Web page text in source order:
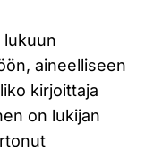
lukuun
aineelliseen
kirjoittaja
on lukijan